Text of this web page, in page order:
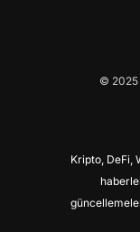
© 2025
Kripto, DeFi,